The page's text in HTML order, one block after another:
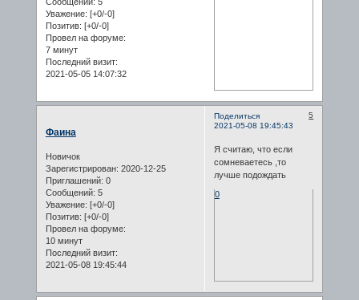
Уважение: [+0/-0]
Позитив: [+0/-0]
Провел на форуме:
7 минут
Последний визит:
2021-05-05 14:07:32
Поделиться
5
2021-05-08 19:45:43
Фаина
Новичок
Зарегистрирован: 2020-12-25
Приглашений: 0
Сообщений: 5
Уважение: [+0/-0]
Позитив: [+0/-0]
Провел на форуме:
10 минут
Последний визит:
2021-05-08 19:45:44
Я считаю, что если
сомневаетесь ,то
лучше подождать
0